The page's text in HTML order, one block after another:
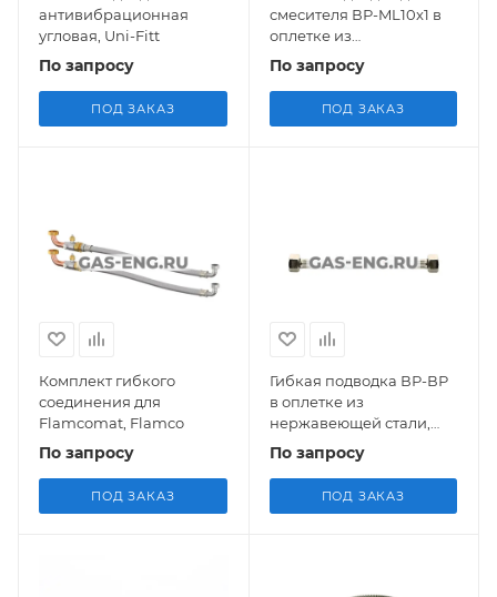
антивибрационная
угловая, Uni-Fitt
По запросу
ПОД ЗАКАЗ
смесителя ВР-ML10x1 в
оплетке из
нержавеющей стали,
По запросу
ПОД ЗАКАЗ
Комплект гибкого
соединения для
Flamcomat, Flamco
По запросу
ПОД ЗАКАЗ
Гибкая подводка ВР-ВР
в оплетке из
нержавеющей стали,
Uni-Fitt
По запросу
ПОД ЗАКАЗ